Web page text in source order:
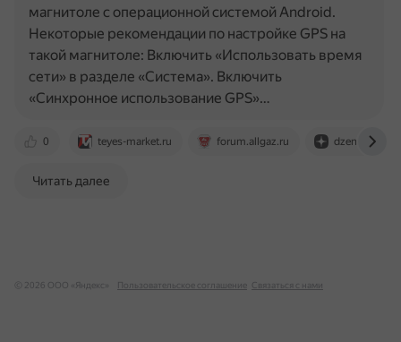
0 teyes-market.ru forum.allgaz.ru dzen.ru
магнитоле с операционной системой Android.
Некоторые рекомендации по настройке GPS на
такой магнитоле: Включить «Использовать время
сети» в разделе «Система». Включить
«Синхронное использование GPS»…
Читать далее
© 2026 ООО «Яндекс» Пользовательское соглашение Связаться с нами